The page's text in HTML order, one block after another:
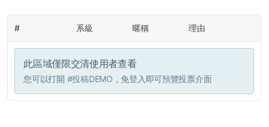
# 系級 暱稱 理由
此區域僅限交清使用者查看
您可以打開 #投稿DEMO ，免登入即可預覽投票介面